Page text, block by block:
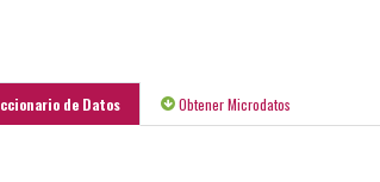
de Datos Obtener Microdatos